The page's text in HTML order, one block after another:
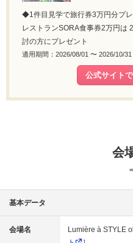
◆1件目見学で旅行券3万円分プ
レストランSORA食事券2万円は
討の方にプレゼント
適用期間：2026/08/01 〜 2026/10/31
公式サイト
会
基本データ
会場名 Lumière à STYLE